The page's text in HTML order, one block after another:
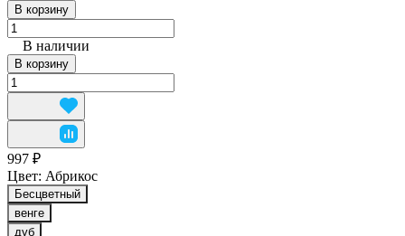
В корзину
В наличии
В корзину
997 ₽
Цвет: Абрикос
Бесцветный
венге
дуб